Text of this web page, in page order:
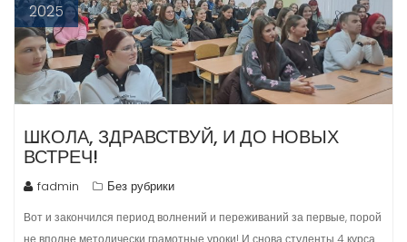
2025
ШКОЛА, ЗДРАВСТВУЙ, И ДО НОВЫХ
ВСТРЕЧ!
fadmin Без рубрики
Вот и закончился период волнений и переживаний за первые, порой
не вполне методически грамотные уроки! И снова студенты 4 курса